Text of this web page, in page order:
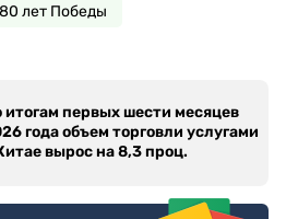
80 лет Победы
итогам первых шести месяцев
года объем торговли услугами
вырос на 8,3 проц.